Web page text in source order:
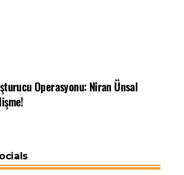
Operasyonu: Niran Ünsal